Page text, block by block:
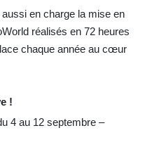
en charge la mise en
réalisés en 72 heures
chaque année au cœur
!
4 au 12 septembre –